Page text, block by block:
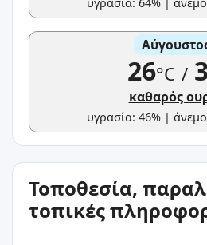
26°C /
καθαρός
υγρασία: 46% |
Τοποθεσία,
τοπικές